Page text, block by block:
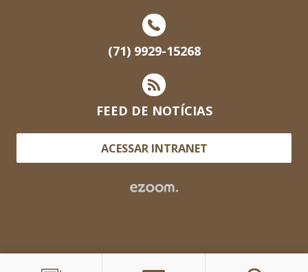
(71) 9929-15268
FEED DE NOTÍCIAS
ACESSAR INTRANET